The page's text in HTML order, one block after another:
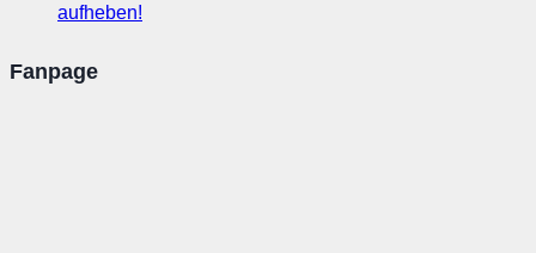
aufheben!
Fanpage